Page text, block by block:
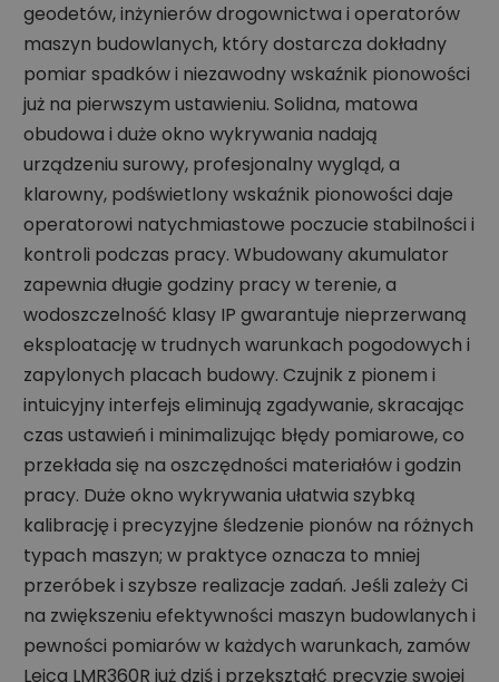
geodetów, inżynierów drogownictwa i operatorów
maszyn budowlanych, który dostarcza dokładny
pomiar spadków i niezawodny wskaźnik pionowości
już na pierwszym ustawieniu. Solidna, matowa
obudowa i duże okno wykrywania nadają
urządzeniu surowy, profesjonalny wygląd, a
klarowny, podświetlony wskaźnik pionowości daje
operatorowi natychmiastowe poczucie stabilności i
kontroli podczas pracy. Wbudowany akumulator
zapewnia długie godziny pracy w terenie, a
wodoszczelność klasy IP gwarantuje nieprzerwaną
eksploatację w trudnych warunkach pogodowych i
zapylonych placach budowy. Czujnik z pionem i
intuicyjny interfejs eliminują zgadywanie, skracając
czas ustawień i minimalizując błędy pomiarowe, co
przekłada się na oszczędności materiałów i godzin
pracy. Duże okno wykrywania ułatwia szybką
kalibrację i precyzyjne śledzenie pionów na różnych
typach maszyn; w praktyce oznacza to mniej
przeróbek i szybsze realizacje zadań. Jeśli zależy Ci
na zwiększeniu efektywności maszyn budowlanych i
pewności pomiarów w każdych warunkach, zamów
Leica LMR360R już dziś i przekształć precyzję swojej